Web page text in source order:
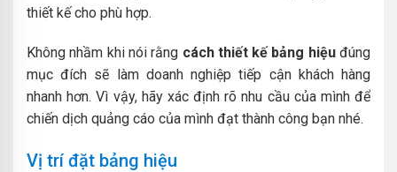
thiết kế cho phù hợp.
Không nhầm khi nói rằng cách thiết kế bảng hiệuđúng
mục đích sẽ làm doanh nghiệp tiếp cận khách hàng
nhanh hơn. Vì vậy, hãy xác định rõ nhu cầu của mình để
chiến dịch quảng cáo của mình đạt thành công bạn nhé.
Vị trí đặt bảng hiệu